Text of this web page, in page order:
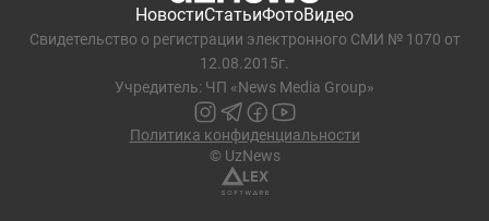
НовостиСтатьиФотоВидео
Свидетельство о регистрации электронного СМИ № 1070 от
12.08.2015г.
Учредитель: ЧП «News Media Group»
Политика конфиденциальности
© UzNews